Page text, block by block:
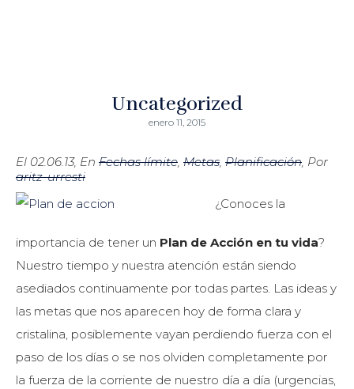
Uncategorized
enero 11, 2015
El 02.06.13, En Fechas límite, Metas, Planificación, Por
aritz-urresti
¿Conoces la
importancia de tener un Plan de Acción en tu vida?
Nuestro tiempo y nuestra atención están siendo
asediados continuamente por todas partes. Las ideas y
las metas que nos aparecen hoy de forma clara y
cristalina, posiblemente vayan perdiendo fuerza con el
paso de los días o se nos olviden completamente por
la fuerza de la corriente de nuestro día a día (urgencias,